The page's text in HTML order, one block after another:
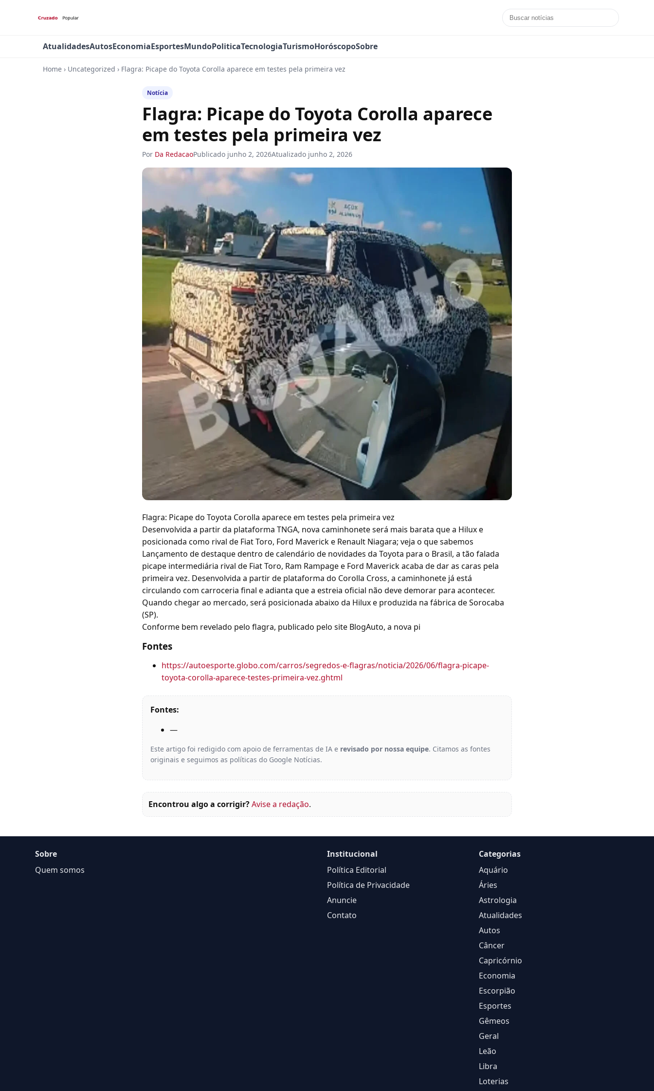
AtualidadesAutosEconomiaEsportesMundoPoliticaTecnologiaTurismoHoróscopoSobre
Home › Uncategorized › Flagra: Picape do Toyota Corolla aparece em testes pela primeira vez
Notícia
Flagra: Picape do Toyota Corolla aparece
em testes pela primeira vez
Por Da RedacaoPublicado junho 2, 2026Atualizado junho 2, 2026
Flagra: Picape do Toyota Corolla aparece em testes pela primeira vez
Desenvolvida a partir da plataforma TNGA, nova caminhonete será mais barata que a Hilux e
posicionada como rival de Fiat Toro, Ford Maverick e Renault Niagara; veja o que sabemos
Lançamento de destaque dentro de calendário de novidades da Toyota para o Brasil, a tão falada
picape intermediária rival de Fiat Toro, Ram Rampage e Ford Maverick acaba de dar as caras pela
primeira vez. Desenvolvida a partir de plataforma do Corolla Cross, a caminhonete já está
circulando com carroceria final e adianta que a estreia oficial não deve demorar para acontecer.
Quando chegar ao mercado, será posicionada abaixo da Hilux e produzida na fábrica de Sorocaba
(SP).
Conforme bem revelado pelo flagra, publicado pelo site BlogAuto, a nova pi
Fontes
https://autoesporte.globo.com/carros/segredos-e-flagras/noticia/2026/06/flagra-picape-
toyota-corolla-aparece-testes-primeira-vez.ghtml
Fontes:
—
Este artigo foi redigido com apoio de ferramentas de IA e revisado por nossa equipe. Citamos as fontes
originais e seguimos as políticas do Google Notícias.
Encontrou algo a corrigir?Avise a redação.
Sobre
Quem somos
Institucional
Política Editorial
Política de Privacidade
Anuncie
Contato
Categorias
Aquário
Áries
Astrologia
Atualidades
Autos
Câncer
Capricórnio
Economia
Escorpião
Esportes
Gêmeos
Geral
Leão
Libra
Loterias